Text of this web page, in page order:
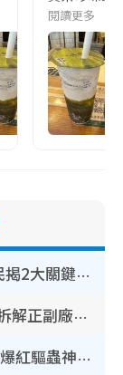
閱讀更多
裝修拆鐵閘隨時變賊人目標？網民揭2大關鍵用途：裝新式等於白裝？附新舊鐵閘分別
網傳公院改用內地/副廠藥？醫生拆解正副廠分別 揭4類人換藥隨時出事
怕蟲人士夏日救星！日本3COINS爆紅驅蟲神器$45起 1招「全程免觸碰」輕鬆搞定小強